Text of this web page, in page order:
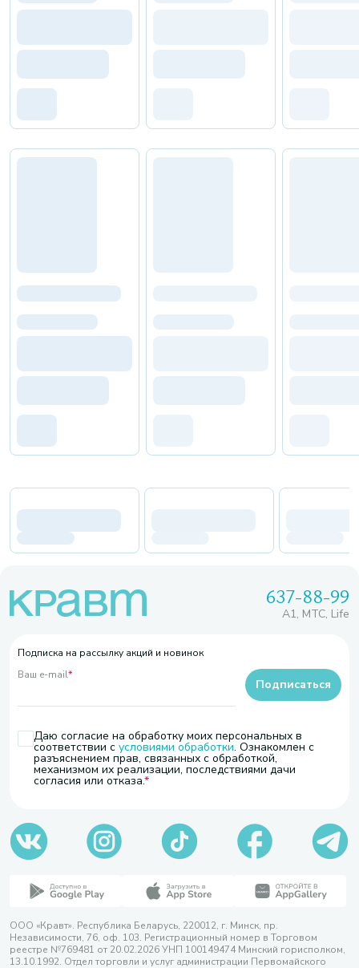
637-88-99
A1, МТС, Life
Подписка на рассылку акций и новинок
Ваш e-mail*
Даю согласие на обработку моих персональных в
соответствии с условиями обработки. Ознакомлен с
разъяснением прав, связанных с обработкой,
механизмом их реализации, последствиями дачи
согласия или отказа.
Подписаться
ООО «Кравт». Республика Беларусь, 220012, г. Минск, пр.
Независимости, 76, оф. 103. Регистрационный номер в Торговом
реестре №769481 от 20.02.2026 УНП 100149474 Минский горисполком,
13.10.1992. Отдел торговли и услуг администрации Первомайского